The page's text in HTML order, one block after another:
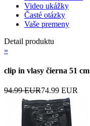
Video ukážky
Časté otázky
Vaše premeny
Detail produktu
»
clip in vlasy čierna 51 cm
94.99 EUR74.99 EUR